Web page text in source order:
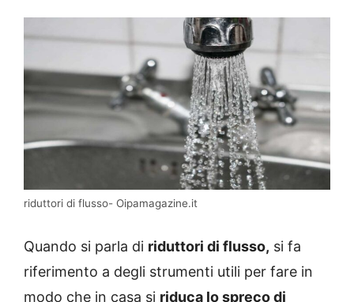
riduttori di flusso- Oipamagazine.it
Quando si parla di riduttori di flusso, si fa
riferimento a degli strumenti utili per fare in
modo che in casa si riduca lo spreco di